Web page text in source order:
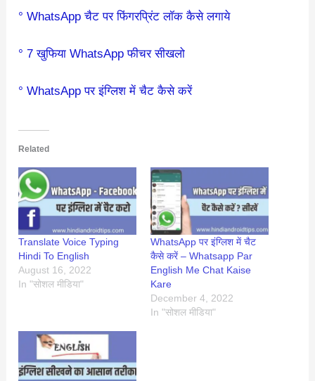
° WhatsApp चैट पर फिंगरप्रिंट लॉक कैसे लगाये
° 7 खुफिया WhatsApp फीचर सीखलो
° WhatsApp पर इंग्लिश में चैट कैसे करें
Related
Translate Voice Typing
Hindi To English
August 16, 2022
In "सोशल मीडिया"
WhatsApp पर इंग्लिश में चैट
कैसे करें – Whatsapp Par
English Me Chat Kaise
Kare
December 4, 2022
In "सोशल मीडिया"